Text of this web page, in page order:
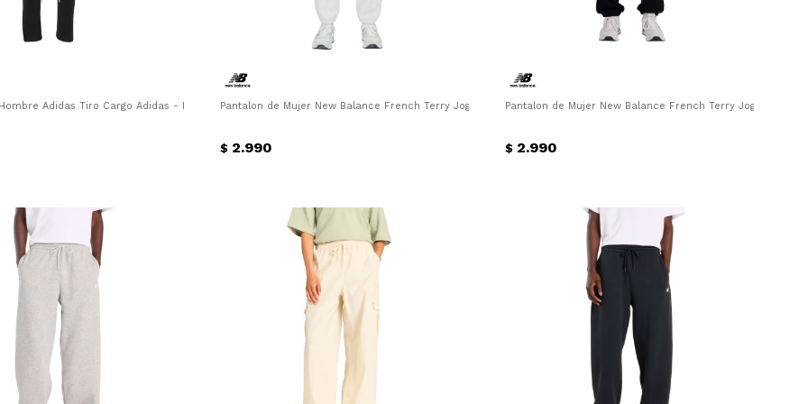
Adidas Tiro Cargo Adidas - Negro Pantalon de Mujer New Balance French Terry Jogger New Balance - Gris
$ 2.990
Pantalon de Mujer New Balance French Terry Jogger New
$ 2.990